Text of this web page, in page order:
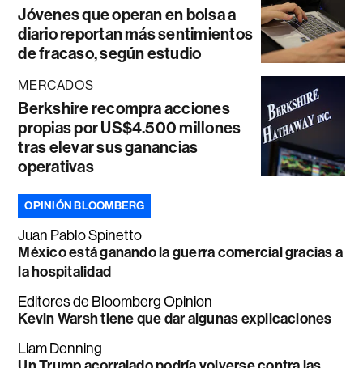
Jóvenes que operan en bolsa a
diario reportan más sentimientos
de fracaso, según estudio
MERCADOS
Berkshire recompra acciones
propias por US$4.500 millones
tras elevar sus ganancias
operativas
OPINIÓN BLOOMBERG
Juan Pablo Spinetto
México está ganando la guerra comercial gracias a
la hospitalidad
Editores de Bloomberg Opinion
Kevin Warsh tiene que dar algunas explicaciones
Liam Denning